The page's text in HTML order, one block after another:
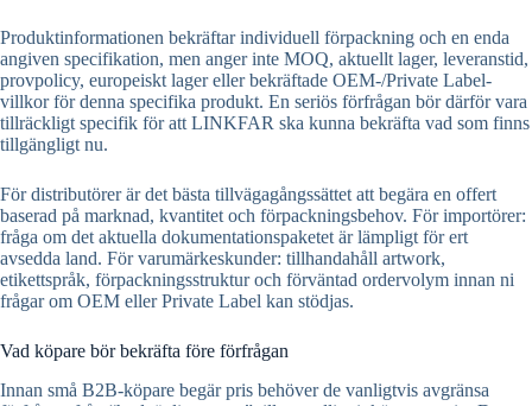
Produktinformationen bekräftar individuell förpackning och en enda
angiven specifikation, men anger inte MOQ, aktuellt lager, leveranstid,
provpolicy, europeiskt lager eller bekräftade OEM-/Private Label-
villkor för denna specifika produkt. En seriös förfrågan bör därför vara
tillräckligt specifik för att LINKFAR ska kunna bekräfta vad som finns
tillgängligt nu.
För distributörer är det bästa tillvägagångssättet att begära en offert
baserad på marknad, kvantitet och förpackningsbehov. För importörer:
fråga om det aktuella dokumentationspaketet är lämpligt för ert
avsedda land. För varumärkeskunder: tillhandahåll artwork,
etikettspråk, förpackningsstruktur och förväntad ordervolym innan ni
frågar om OEM eller Private Label kan stödjas.
Vad köpare bör bekräfta före förfrågan
Innan små B2B-köpare begär pris behöver de vanligtvis avgränsa